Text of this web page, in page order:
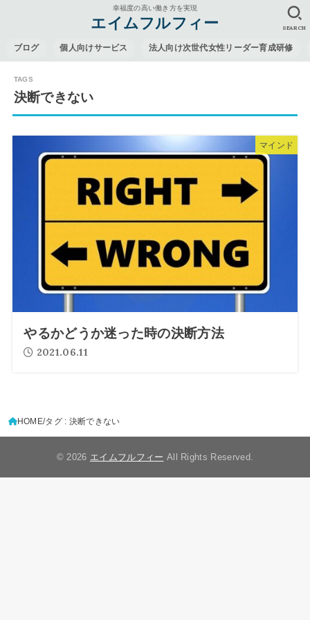
幸福度の高い働き方を実現
エイムフルフィー
ブログ 個人向けサービス 法人向け次世代女性リーダー育成研修
SEARCH
決断できない
マインド
やるかどうか迷った時の決断方法
2021.06.11
HOME タグ : 決断できない
© 2026 エイムフルフィー All Rights Reserved.